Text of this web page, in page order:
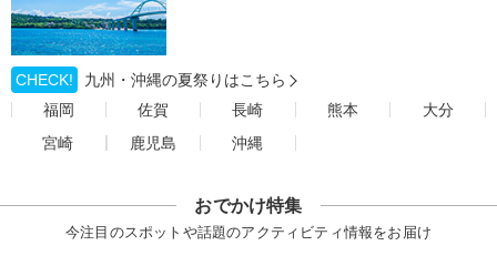
CHECK!
九州・沖縄の夏祭りはこちら
福岡
佐賀 長崎 熊本
大分
宮崎
鹿児島 沖縄
おでかけ特集
今注目のスポットや話題のアクティビティ情報をお届け